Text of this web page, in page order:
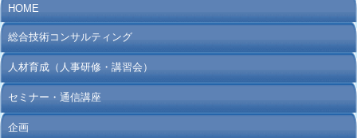
HOME
総合技術コンサルティング
人材育成（人事研修・講習会）
セミナー・通信講座
企画